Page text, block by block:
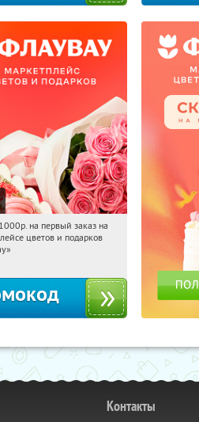
Получили:
на первый заказ на
цветов и подарков
Контакты